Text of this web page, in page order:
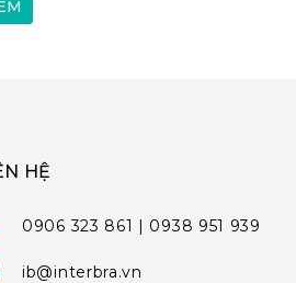
HỆ
0906 323 861 | 0938 951 939
ib@interbra.vn